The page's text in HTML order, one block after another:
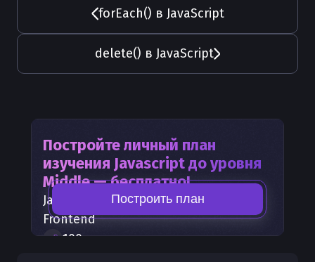
forEach() в JavaScript
delete() в JavaScript
Постройте личный план
изучения Javascriptдо уровня
Middle — бесплатно!
Javascript
— часть карты развития
Frontend
100+шагов развития
Построить план